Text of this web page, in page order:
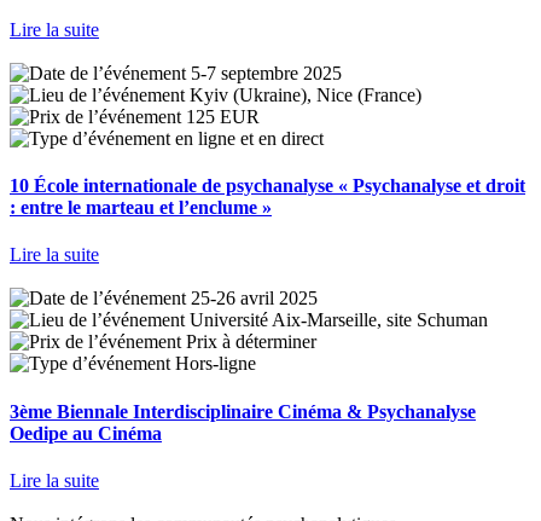
Lire la suite
5-7 septembre 2025
Kyiv (Ukraine), Nice (France)
125 EUR
en ligne et en direct
10 École internationale de psychanalyse « Psychanalyse et droit
: entre le marteau et l’enclume »
Lire la suite
25-26 avril 2025
Université Aix-Marseille, site Schuman
Prix à déterminer
Hors-ligne
3ème Biennale Interdisciplinaire Cinéma & Psychanalyse
Oedipe au Cinéma
Lire la suite